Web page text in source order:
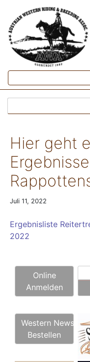
nach:
Hier geht
Juli 11, 2022
Ergebnisliste
2022
Online
Anmelden
Western News
Bestellen